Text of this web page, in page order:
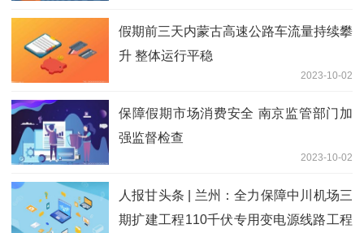
假期前三天内蒙古高速公路车流量持续攀
升 整体运行平稳
2023-10-02
保障假期市场消费安全 南京监管部门加
强监督检查
2023-10-02
人报甘头条 | 兰州：全力保障中川机场三
期扩建工程110千伏专用变电源线路工程